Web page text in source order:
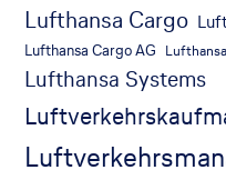
Lufthansa Cargo
Lufthansa Cargo AG
Lufthansa Systems